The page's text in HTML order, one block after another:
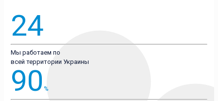
24
Мы работаем по
всей территории Украины
90 %